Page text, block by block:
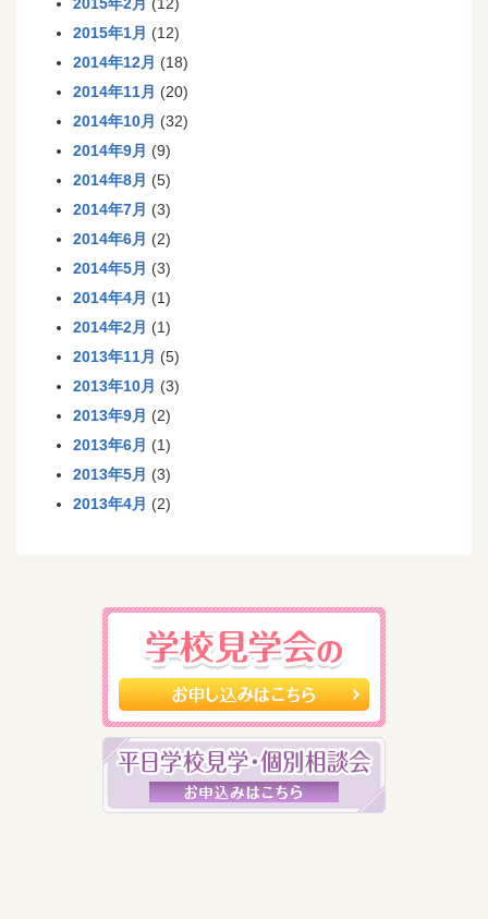
2015年2月 (12)
2015年1月 (12)
2014年12月 (18)
2014年11月 (20)
2014年10月 (32)
2014年9月 (9)
2014年8月 (5)
2014年7月 (3)
2014年6月 (2)
2014年5月 (3)
2014年4月 (1)
2014年2月 (1)
2013年11月 (5)
2013年10月 (3)
2013年9月 (2)
2013年6月 (1)
2013年5月 (3)
2013年4月 (2)